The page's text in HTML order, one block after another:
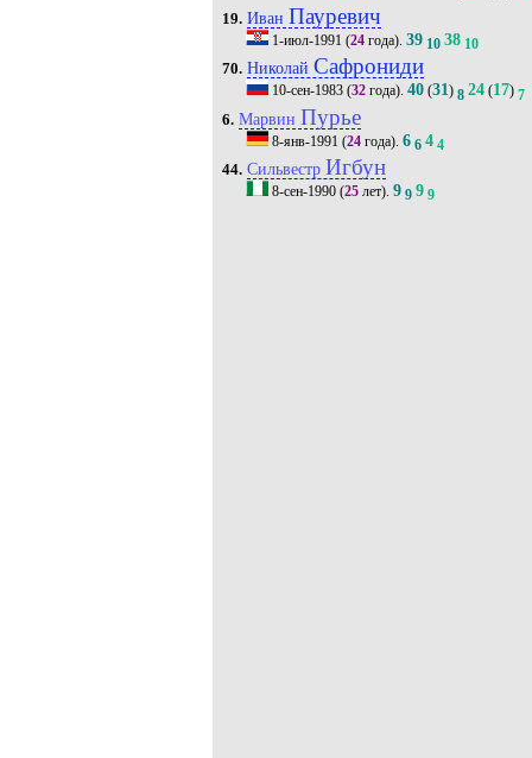
19. Иван Пауревич
1-июл-1991 (24года). 39 10 38 10
70. Николай Сафрониди
10-сен-1983(32года). 40(31) 8 24(17) 7
6. Марвин Пурье
8-янв-1991 (24года). 6 6 4 4
44. Сильвестр Игбун
8-сен-1990(25лет). 9 9 9 9